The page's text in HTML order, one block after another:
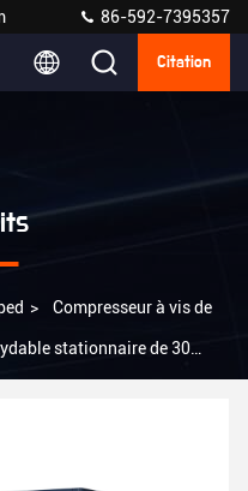
86-592-7395357
Citation
> Compresseur à vis de
stationnaire de 30